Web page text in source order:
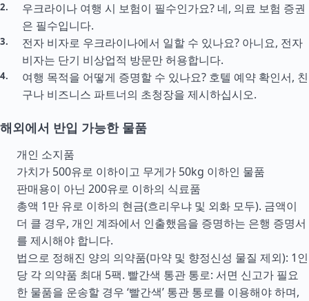
우크라이나 여행 시 보험이 필수인가요? 네, 의료 보험 증권
은 필수입니다.
전자 비자로 우크라이나에서 일할 수 있나요? 아니요, 전자
비자는 단기 비상업적 방문만 허용합니다.
여행 목적을 어떻게 증명할 수 있나요? 호텔 예약 확인서, 친
구나 비즈니스 파트너의 초청장을 제시하십시오.
해외에서 반입 가능한 물품
개인 소지품
가치가 500유로 이하이고 무게가 50kg 이하인 물품
판매용이 아닌 200유로 이하의 식료품
총액 1만 유로 이하의 현금(흐리우냐 및 외화 모두). 금액이
더 클 경우, 개인 계좌에서 인출했음을 증명하는 은행 증명서
를 제시해야 합니다.
법으로 정해진 양의 의약품(마약 및 향정신성 물질 제외): 1인
당 각 의약품 최대 5팩. 빨간색 통관 통로: 서면 신고가 필요
한 물품을 운송할 경우 ‘빨간색’ 통관 통로를 이용해야 하며,